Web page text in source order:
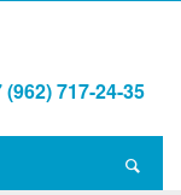
(962) 717-24-35